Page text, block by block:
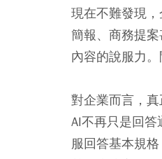
現在不難發現
簡報、商務提
內容的說服力
對企業而言，
AI不再只是回
服回答基本規